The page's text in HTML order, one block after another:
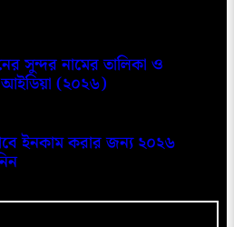
সুন্দর নামের তালিকা ও
(২০২৬)
ইনকাম করার জন্য ২০২৬